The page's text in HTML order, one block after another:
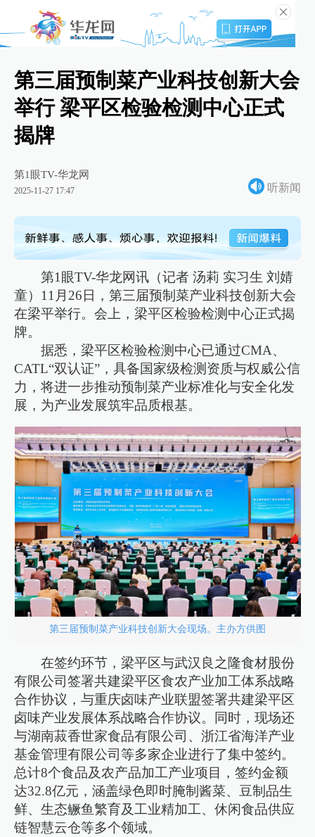
第三届预制菜产业科技创新大会
举行 梁平区检验检测中心正式
揭牌
第1眼TV-华龙网
2025-11-27 17:47 听新闻
第1眼TV-华龙网讯（记者 汤莉 实习⽣ 刘婧
童）11月26日，第三届预制菜产业科技创新大会
在梁平举行。会上，梁平区检验检测中心正式揭
牌。
据悉，梁平区检验检测中心已通过CMA、
CATL“双认证”，具备国家级检测资质与权威公信
力，将进一步推动预制菜产业标准化与安全化发
展，为产业发展筑牢品质根基。
第三届预制菜产业科技创新大会现场。主办方供图
在签约环节，梁平区与武汉良之隆食材股份
有限公司签署共建梁平区食农产业加工体系战略
合作协议，与重庆卤味产业联盟签署共建梁平区
卤味产业发展体系战略合作协议。同时，现场还
与湖南菽香世家食品有限公司、浙江省海洋产业
基金管理有限公司等多家企业进行了集中签约。
总计8个食品及农产品加工产业项目，签约金额
达32.8亿元，涵盖绿色即时腌制酱菜、豆制品生
鲜、生态鳜鱼繁育及工业精加工、休闲食品供应
链智慧云仓等多个领域。